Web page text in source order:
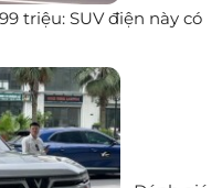
triệu: SUV điện này có